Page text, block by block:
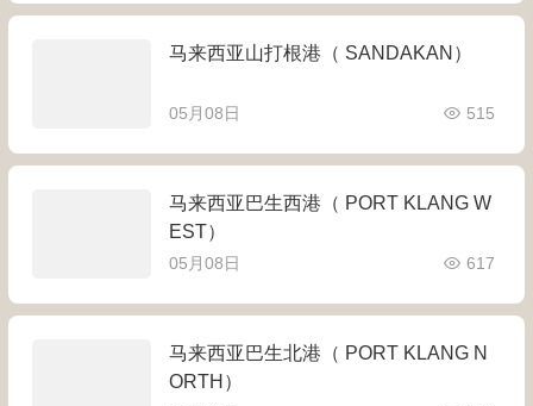
马来西亚山打根港（ SANDAKAN）
05月08日 515
马来西亚巴生西港（ PORT KLANG W
EST）
05月08日 617
马来西亚巴生北港（ PORT KLANG N
ORTH）